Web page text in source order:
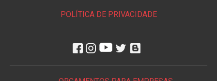
POLÍTICA DE PRIVACIDADE